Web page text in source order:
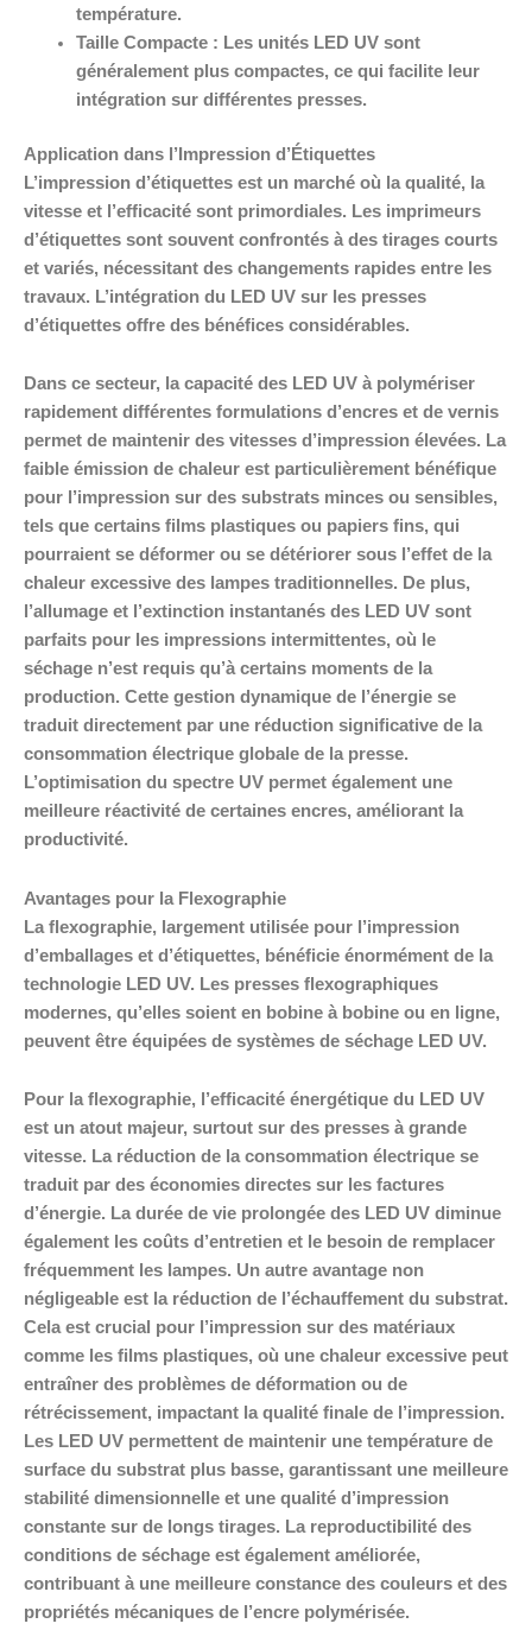
température.
Taille Compacte : Les unités LED UV sont
généralement plus compactes, ce qui facilite leur
intégration sur différentes presses.
Application dans l’Impression d’Étiquettes
L’impression d’étiquettes est un marché où la qualité, la
vitesse et l’efficacité sont primordiales. Les imprimeurs
d’étiquettes sont souvent confrontés à des tirages courts
et variés, nécessitant des changements rapides entre les
travaux. L’intégration du LED UV sur les presses
d’étiquettes offre des bénéfices considérables.
Dans ce secteur, la capacité des LED UV à polymériser
rapidement différentes formulations d’encres et de vernis
permet de maintenir des vitesses d’impression élevées. La
faible émission de chaleur est particulièrement bénéfique
pour l’impression sur des substrats minces ou sensibles,
tels que certains films plastiques ou papiers fins, qui
pourraient se déformer ou se détériorer sous l’effet de la
chaleur excessive des lampes traditionnelles. De plus,
l’allumage et l’extinction instantanés des LED UV sont
parfaits pour les impressions intermittentes, où le
séchage n’est requis qu’à certains moments de la
production. Cette gestion dynamique de l’énergie se
traduit directement par une réduction significative de la
consommation électrique globale de la presse.
L’optimisation du spectre UV permet également une
meilleure réactivité de certaines encres, améliorant la
productivité.
Avantages pour la Flexographie
La flexographie, largement utilisée pour l’impression
d’emballages et d’étiquettes, bénéficie énormément de la
technologie LED UV. Les presses flexographiques
modernes, qu’elles soient en bobine à bobine ou en ligne,
peuvent être équipées de systèmes de séchage LED UV.
Pour la flexographie, l’efficacité énergétique du LED UV
est un atout majeur, surtout sur des presses à grande
vitesse. La réduction de la consommation électrique se
traduit par des économies directes sur les factures
d’énergie. La durée de vie prolongée des LED UV diminue
également les coûts d’entretien et le besoin de remplacer
fréquemment les lampes. Un autre avantage non
négligeable est la réduction de l’échauffement du substrat.
Cela est crucial pour l’impression sur des matériaux
comme les films plastiques, où une chaleur excessive peut
entraîner des problèmes de déformation ou de
rétrécissement, impactant la qualité finale de l’impression.
Les LED UV permettent de maintenir une température de
surface du substrat plus basse, garantissant une meilleure
stabilité dimensionnelle et une qualité d’impression
constante sur de longs tirages. La reproductibilité des
conditions de séchage est également améliorée,
contribuant à une meilleure constance des couleurs et des
propriétés mécaniques de l’encre polymérisée.